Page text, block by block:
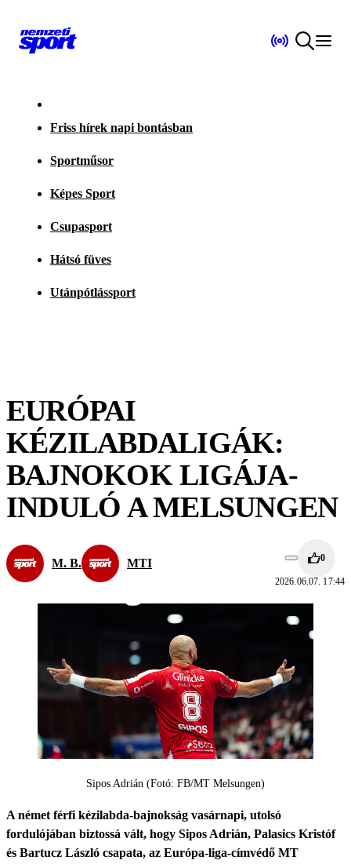
Friss hírek napi bontásban
Sportműsor
Képes Sport
Csupasport
Hátsó füves
Utánpótlássport
EURÓPAI
KÉZILABDALIGÁK:
BAJNOKOK LIGÁJA-
INDULÓ A MELSUNGEN
M. B. MTI 0
2026.06.07. 17:44
Sipos Adrián (Fotó: FB/MT Melsungen)
A német férfi kézilabda-bajnokság vasárnapi, utolsó
fordulójában biztossá vált, hogy Sipos Adrián, Palasics Kristóf
és Bartucz László csapata, az Európa-liga-címvédő MT